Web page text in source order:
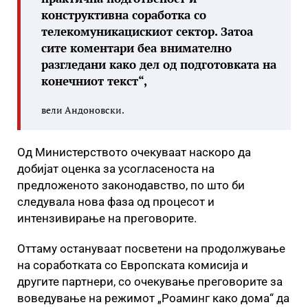
конструктивна соработка со
телекомуникацискиот сектор. Затоа
сите коментари беа внимателно
разгледани како дел од подготовката на
конечниот текст“,
вели Андоновски.
Од Министерството очекуваат наскоро да
добијат оценка за усогласеноста на
предложеното законодавство, по што би
следувала нова фаза од процесот и
интензивирање на преговорите.
Оттаму остануваат посветени на продолжување
на соработката со Европската комисија и
другите партнери, со очекување преговорите за
воведување на режимот „Роаминг како дома“ да